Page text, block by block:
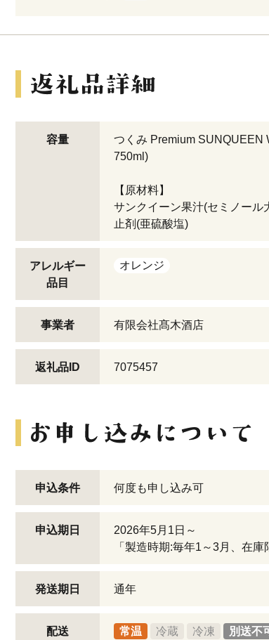
容量
つくみ Premium SUNQUEEN
750ml)
【原材料】
サンクイーン果汁(セミノール
止剤(亜硫酸塩)
アレルギー
品目
オレンジ
事業者 有限会社髙木酒店
返礼品ID 7075457
申込条件 何度も申し込み可
申込期日
2026年5月1日～
「製造時期:毎年1～3月、在庫
発送期日 通年
配送 常温 冷蔵 冷凍 別送不